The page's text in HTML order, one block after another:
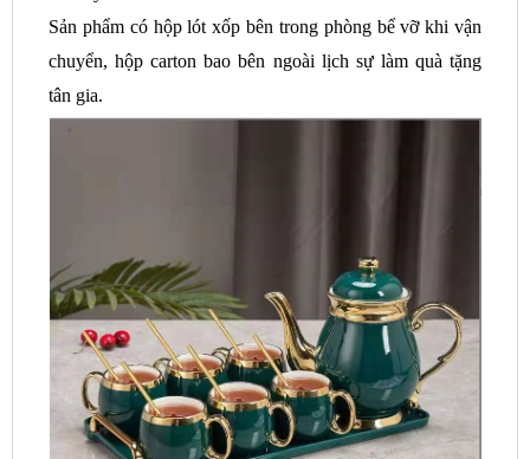
Sản phẩm có hộp lót xốp bên trong phòng bể vỡ khi vận
chuyển, hộp carton bao bên ngoài lịch sự làm quà tặng
tân gia.